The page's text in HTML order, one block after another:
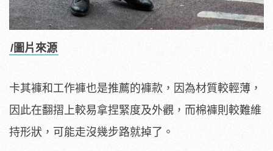
/圖片來源
卡其褲和工作褲也是推薦的褲款，因為材質較輕薄，
因此在翻摺上較易拿捏緊度及外觀，而棉褲則較難維
持形狀，可能走沒幾步路就掉了。